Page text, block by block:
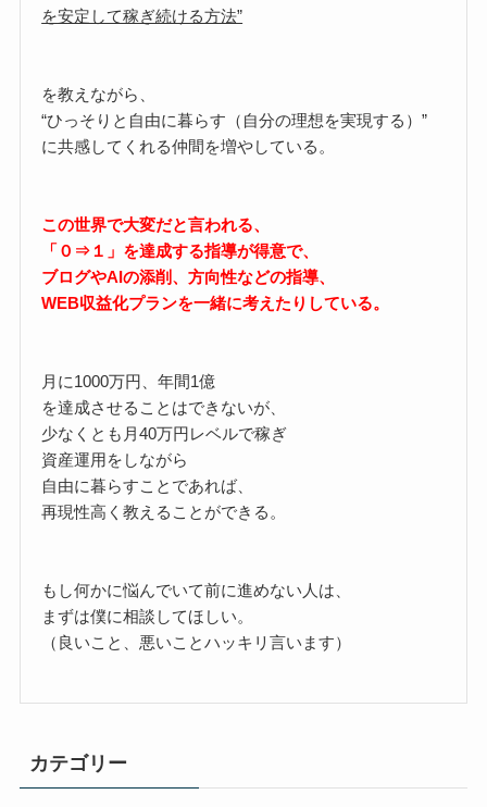
を安定して稼ぎ続ける方法”
を教えながら、
“ひっそりと自由に暮らす（自分の理想を実現する）”
に共感してくれる仲間を増やしている。
この世界で大変だと言われる、
「０⇒１」を達成する指導が得意で、
ブログやAIの添削、方向性などの指導、
WEB収益化プランを一緒に考えたりしている。
月に1000万円、年間1億
を達成させることはできないが、
少なくとも月40万円レベルで稼ぎ
資産運用をしながら
自由に暮らすことであれば、
再現性高く教えることができる。
もし何かに悩んでいて前に進めない人は、
まずは僕に相談してほしい。
（良いこと、悪いことハッキリ言います）
カテゴリー